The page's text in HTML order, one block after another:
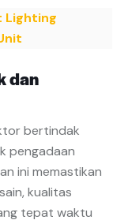
Lighting
dan
bertindak
pengadaan
ini memastikan
kualitas
tepat waktu